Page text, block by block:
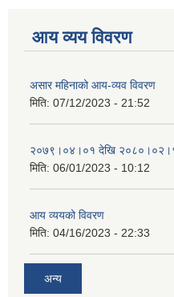
आय व्यय विवरण
असार महिनाको आय-व्यव विवरण
मिति: 07/12/2023 - 21:52
२०७९।०४।०१ देखि
मिति: 06/01/2023 - 10:12
आय व्ययको विवरण
मिति: 04/16/2023 - 22:33
अन्य